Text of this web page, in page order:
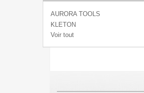
AURORA TOOLS
KLETON
Voir tout